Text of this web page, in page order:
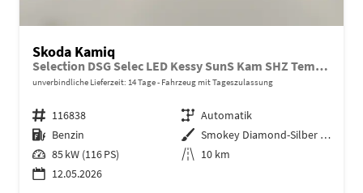
Skoda Kamiq
Selection DSG Selec LED Kessy SunS Kam SHZ Temp PDC
unverbindliche Lieferzeit: 14 Tage Fahrzeug mit Tageszulassung
Fahrzeugnr. 116838 Getriebe Automatik
Kraftstoff Benzin Außenfarbe
Smokey Diamond-Silber Metallic /
Leistung 85 kW (116 PS) Kilometerstand 10 km
12.05.2026